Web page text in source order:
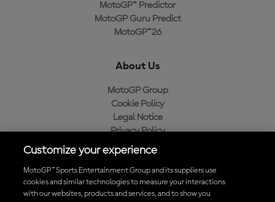
MotoGP™ Predictor
MotoGP Guru Predict
MotoGP™26
About Us
MotoGP Group
Cookie Policy
Legal Notice
Privacy Policy
Purchase Policy
Baixe o aplicativo oficial da MotoGP™
Customize your experience
MotoGP™ Sports Entertainment Group and its suppliers use
cookies and similar technologies to measure your interactions
with our websites, products and services, and to show you